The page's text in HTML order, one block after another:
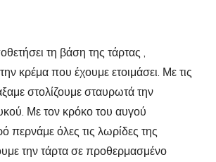
τη βάση της τάρτας ,
κρέμα που έχουμε ετοιμάσει. Με τις
στολίζουμε σταυρωτά την
Με τον κρόκο του αυγού
περνάμε όλες τις λωρίδες της
την τάρτα σε προθερμασμένο